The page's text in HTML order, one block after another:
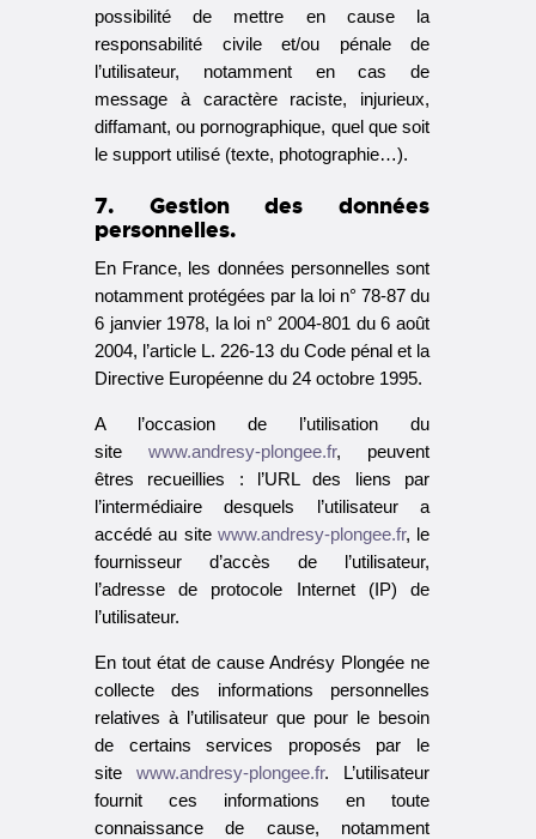
possibilité de mettre en cause la
responsabilité civile et/ou pénale de
l’utilisateur, notamment en cas de
message à caractère raciste, injurieux,
diffamant, ou pornographique, quel que soit
le support utilisé (texte, photographie…).
7. Gestion des données
personnelles.
En France, les données personnelles sont
notamment protégées par la loi n° 78-87 du
6 janvier 1978, la loi n° 2004-801 du 6 août
2004, l’article L. 226-13 du Code pénal et la
Directive Européenne du 24 octobre 1995.
A l’occasion de l’utilisation du
site www.andresy-plongee.fr, peuvent
êtres recueillies : l’URL des liens par
l’intermédiaire desquels l’utilisateur a
accédé au site www.andresy-plongee.fr, le
fournisseur d’accès de l’utilisateur,
l’adresse de protocole Internet (IP) de
l’utilisateur.
En tout état de cause Andrésy Plongée ne
collecte des informations personnelles
relatives à l’utilisateur que pour le besoin
de certains services proposés par le
site www.andresy-plongee.fr. L’utilisateur
fournit ces informations en toute
connaissance de cause, notamment